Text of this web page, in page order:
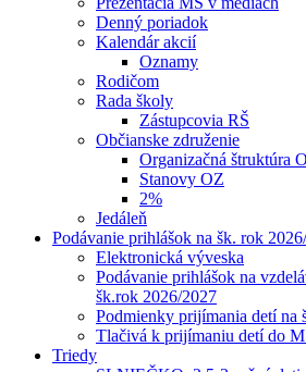
Denný poriadok
Kalendár akcií
Oznamy
Rodičom
Rada školy
Zástupcovia RŠ
Občianske združenie
Organizačná štruktúra
Stanovy OZ
2%
Jedáleň
Podávanie prihlášok na šk. rok
Elektronická výveska
Podávanie prihlášok na
šk.rok 2026/2027
Podmienky prijímania detí na
Tlačivá k prijímaniu detí do
Triedy